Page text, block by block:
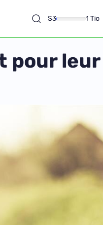
S3 1 Tio
pour